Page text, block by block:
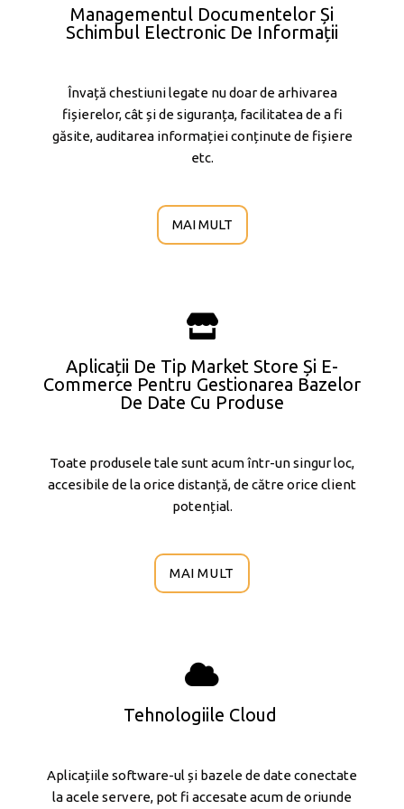
Managementul Documentelor Și
Schimbul Electronic De Informații
Învață chestiuni legate nu doar de arhivarea
fișierelor, cât și de siguranța, facilitatea de a fi
găsite, auditarea informației conținute de fișiere
etc.
MAI MULT
Aplicații De Tip Market Store Și E-
Commerce Pentru Gestionarea Bazelor
De Date Cu Produse
Toate produsele tale sunt acum într-un singur loc,
accesibile de la orice distanță, de către orice client
potențial.
MAI MULT
Tehnologiile Cloud
Aplicațiile software-ul și bazele de date conectate
la acele servere, pot fi accesate acum de oriunde